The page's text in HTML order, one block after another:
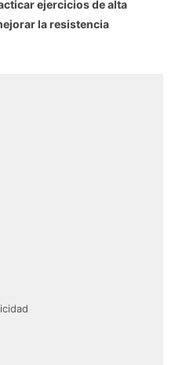
ejercicios de alta
la resistencia